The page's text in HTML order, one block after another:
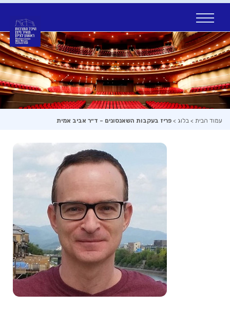
Skip
to
content
עמוד הבית > בלוג > פריז בעקבות השאנסונים – ד״ר אביב אמית